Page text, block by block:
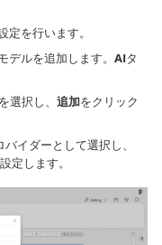
を行います。
ルを追加します。 AIタ
を選択し、 追加をクリック
バイダーとして選択し、
定します。